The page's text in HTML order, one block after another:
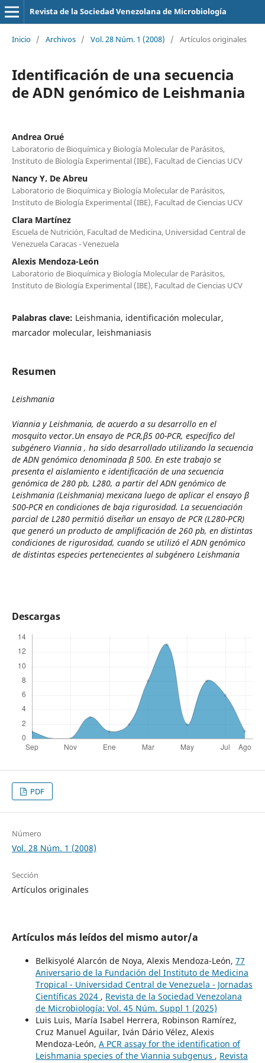
Revista de la Sociedad Venezolana de Microbiología
Inicio / Archivos / Vol. 28 Núm. 1 (2008) / Artículos originales
Identificación de una secuencia
de ADN genómico de Leishmania
Andrea Orué
Laboratorio de Bioquímica y Biología Molecular de Parásitos,
Instituto de Biología Experimental (IBE), Facultad de Ciencias UCV
Nancy Y. De Abreu
Laboratorio de Bioquímica y Biología Molecular de Parásitos,
Instituto de Biología Experimental (IBE), Facultad de Ciencias UCV
Clara Martínez
Escuela de Nutrición, Facultad de Medicina, Universidad Central de
Venezuela Caracas - Venezuela
Alexis Mendoza-León
Laboratorio de Bioquímica y Biología Molecular de Parásitos,
Instituto de Biología Experimental (IBE), Facultad de Ciencias UCV
Palabras clave: Leishmania, identificación molecular,
marcador molecular, leishmaniasis
Resumen
Leishmania
Viannia y Leishmania, de acuerdo a su desarrollo en el
mosquito vector.Un ensayo de PCR,β5 00-PCR, específico del
subgénero Viannia , ha sido desarrollado utilizando la secuencia
de ADN genómico denominada β 500. En este trabajo se
presenta el aislamiento e identificación de una secuencia
genómica de 280 pb, L280, a partir del ADN genómico de
Leishmania (Leishmania) mexicana luego de aplicar el ensayo β
500-PCR en condiciones de baja rigurosidad. La secuenciación
parcial de L280 permitió diseñar un ensayo de PCR (L280-PCR)
que generó un producto de amplificación de 260 pb, en distintas
condiciones de rigurosidad, cuando se utilizó el ADN genómico
de distintas especies pertenecientes al subgénero Leishmania
Descargas
PDF
Número
Vol. 28 Núm. 1 (2008)
Sección
Artículos originales
Artículos más leídos del mismo autor/a
Belkisyolé Alarcón de Noya, Alexis Mendoza-León, 77
Aniversario de la Fundación del Instituto de Medicina
Tropical - Universidad Central de Venezuela - Jornadas
Científicas 2024 , Revista de la Sociedad Venezolana
de Microbiología: Vol. 45 Núm. Suppl 1 (2025)
Luis Luis, María Isabel Herrera, Robinson Ramírez,
Cruz Manuel Aguilar, Iván Dário Vélez, Alexis
Mendoza-León, A PCR assay for the identification of
Leishmania species of the Viannia subgenus , Revista